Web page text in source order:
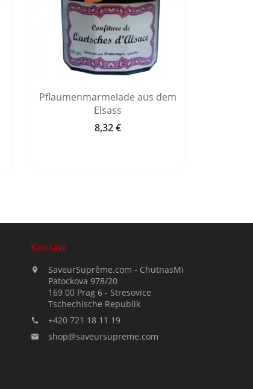
Pflaumenmarmelade aus dem
Elsass
Preis
8,32 €
Kontakt

SaveurSuprême.com - ChutnasMi
Patockova 978/20
169 00 Prag 6 - Stresovice
Tschechische Republik
 +420 721 18 11 19
 shop@saveursupreme.com